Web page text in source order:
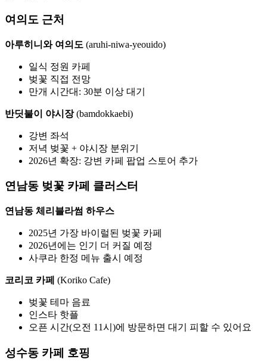
여의도 근처
아루히니와 여의도 (aruhi-niwa-yeouido)
일식 정원 카페
벚꽃 직접 전망
만개 시간대: 30분 이상 대기
반딧불이 야시장(bamdokkaebi)
강변 좌석
저녁 벚꽃 + 야시장 분위기
2026년 확장: 강변 카페 팝업 스토어 추가
연남동 벚꽃 카페 클러스터
연남동 체리블라썸 하우스
2025년 가장 바이럴된 벚꽃 카페
2026년에는 인기 더 커질 예정
사쿠라 한정 메뉴 출시 예정
코리코 카페 (Koriko Cafe)
벚꽃 테마 음료
인스타 핫플
오픈 시간(오전 11시)에 방문하면 대기 피할 수 있어요
성수동 카페 호핑